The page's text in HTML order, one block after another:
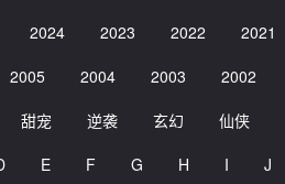
2024 2023 2022 2021
2005 2004 2003 2002
甜宠 逆袭 玄幻 仙侠
E F G H I J